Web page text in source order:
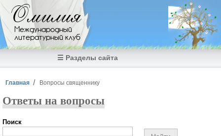
Перейти к основному содержанию
Омилия
Международный
литературный клуб
☰ Разделы сайта
Вы здесь
Главная Вопросы священнику
Ответы на вопросы
Поиск